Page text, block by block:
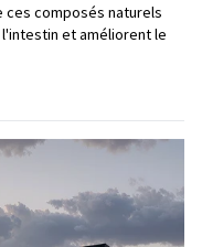
ces composés naturels
et améliorent le